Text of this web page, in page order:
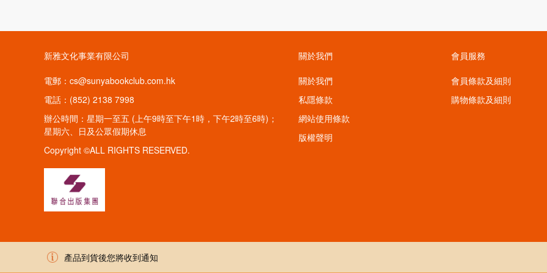
包含有趣小遊戲，如字卡、繪畫、找找看等，互動性強，能吸引幼兒自行閱讀和學習。配合點讀筆使用更可鼓勵幼兒
以豆豆好友團貫穿每期月刊內容，幼兒可以跟着可愛的豆豆角色學習。而且，幼兒可以運用點讀功能點讀文字和插
圖，聲效由他們自行發掘，讓閱讀變得更有趣。
雜誌透過每月一本的方式，讓幼兒定時閱讀，從小建立良好閱讀習慣。
7.發掘幼兒興趣
月刊每期涉及不同主題，幼兒能藉此接觸各種題材，擴闊視野，發掘興趣。
的親子時光。
產品到貨後您將收到通知
新雅文化事業有限公司
電郵：cs@sunyabookclub.com.hk
電話：(852) 2138 7998
辦公時間：星期一至五 (上午9時至下午1時，下午2時至6時)；
星期六、日及公眾假期休息
Copyright ©ALL RIGHTS RESERVED.
關於我們
關於我們
私隱條款
網站使用條款
版權聲明
會員服務
會員條款及細則
購物條款及細則